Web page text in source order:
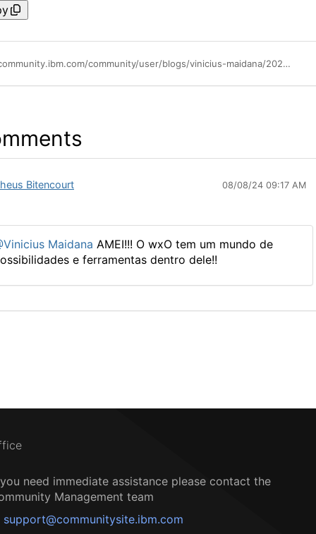
https://community.ibm.com/community/user/blogs/vinicius-maidana/2024/08/08/tour-de-desenvolvedor-watsonx-orchestrate
Bitencourt 08/08/24 09:17 AM
Maidana AMEI!!! O wxO tem um mundo de
e ferramentas dentro dele!!
need immediate assistance please contact the
Management team
support@communitysite.ibm.com